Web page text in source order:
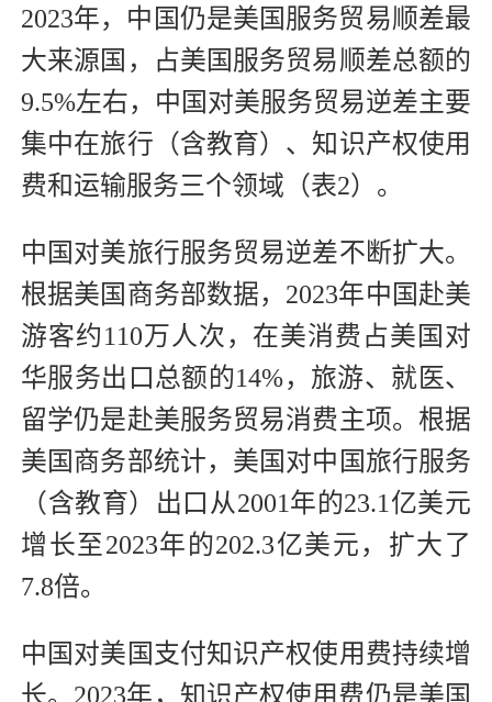
2023年，中国仍是美国服务贸易顺差最
大来源国，占美国服务贸易顺差总额的
9.5%左右，中国对美服务贸易逆差主要
集中在旅行（含教育）、知识产权使用
费和运输服务三个领域（表2）。
中国对美旅行服务贸易逆差不断扩大。
根据美国商务部数据，2023年中国赴美
游客约110万人次，在美消费占美国对
华服务出口总额的14%，旅游、就医、
留学仍是赴美服务贸易消费主项。根据
美国商务部统计，美国对中国旅行服务
（含教育）出口从2001年的23.1亿美元
增长至2023年的202.3亿美元，扩大了
7.8倍。
中国对美国支付知识产权使用费持续增
长。2023年，知识产权使用费仍是美国